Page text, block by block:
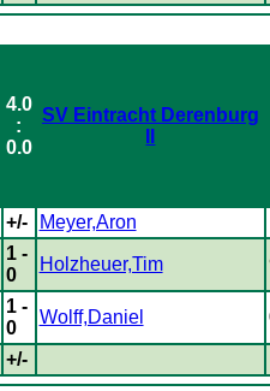
4.0
:
0.0
SV Eintracht Derenburg
+/- Meyer,Aron
1 -
0
Holzheuer,Tim
1 -
0
Wolff,Daniel
+/-